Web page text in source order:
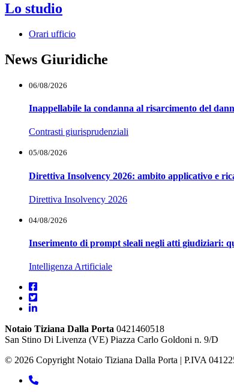
Lo studio
Orari ufficio
News Giuridiche
06/08/2026
Inappellabile la condanna al risarcimento del
Contrasti giurisprudenziali
05/08/2026
Direttiva Insolvency 2026: ambito applicativo e
Direttiva Insolvency 2026
04/08/2026
Inserimento di prompt sleali negli atti giudiziari:
Intelligenza Artificiale
Notaio Tiziana Dalla Porta 0421460518
San Stino Di Livenza (VE) Piazza Carlo Goldoni n. 9/D
© 2026 Copyright Notaio Tiziana Dalla Porta | P.IVA